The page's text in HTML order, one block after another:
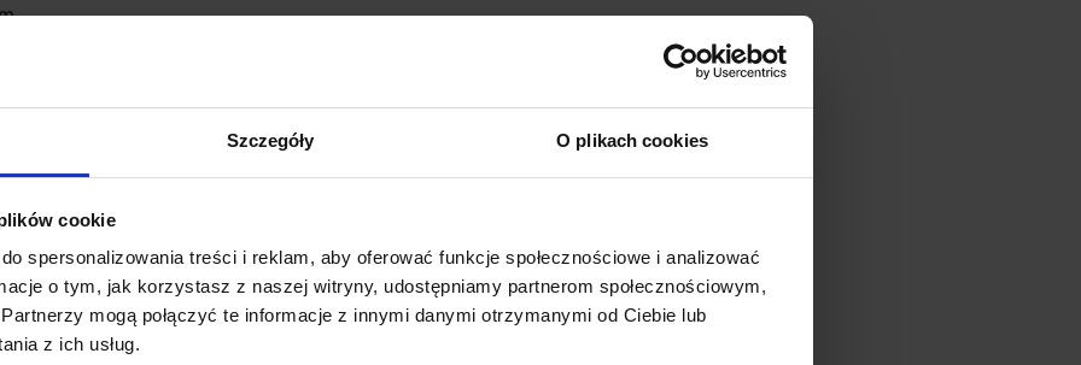
Szczegóły O plikach cookies
cookie
spersonalizowania treści i reklam, aby oferować funkcje społecznościowe i analizować
o tym, jak korzystasz z naszej witryny, udostępniamy partnerom społecznościowym,
mogą połączyć te informacje z innymi danymi otrzymanymi od Ciebie lub
z ich usług.
ciepła), 4000K (biała neutralna)